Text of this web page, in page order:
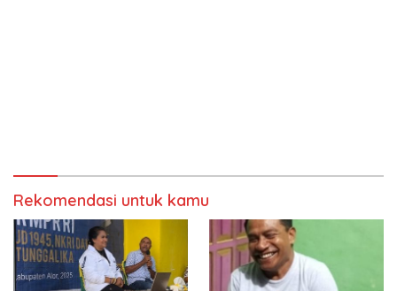
Rekomendasi untuk kamu